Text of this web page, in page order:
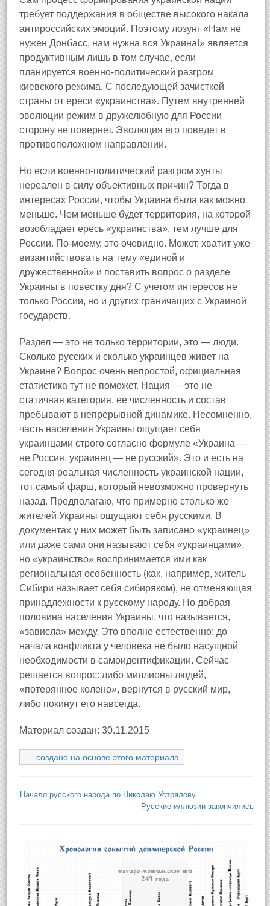
требует поддержания в обществе высокого накала
антироссийских эмоций. Поэтому лозунг «Нам не
нужен Донбасс, нам нужна вся Украина!» является
продуктивным лишь в том случае, если
планируется военно-политический разгром
киевского режима. С последующей зачисткой
страны от ереси «украинства». Путем внутренней
эволюции режим в дружелюбную для России
сторону не повернет. Эволюция его поведет в
противоположном направлении.
Но если военно-политический разгром хунты
нереален в силу объективных причин? Тогда в
интересах России, чтобы Украина была как можно
меньше. Чем меньше будет территория, на которой
возобладает ересь «украинства», тем лучше для
России. По-моему, это очевидно. Может, хватит уже
византийствовать на тему «единой и
дружественной» и поставить вопрос о разделе
Украины в повестку дня? С учетом интересов не
только России, но и других граничащих с Украиной
государств.
Раздел — это не только территории, это — люди.
Сколько русских и сколько украинцев живет на
Украине? Вопрос очень непростой, официальная
статистика тут не поможет. Нация — это не
статичная категория, ее численность и состав
пребывают в непрерывной динамике. Несомненно,
часть населения Украины ощущает себя
украинцами строго согласно формуле «Украина —
не Россия, украинец — не русский». Это и есть на
сегодня реальная численность украинской нации,
тот самый фарш, который невозможно провернуть
назад. Предполагаю, что примерно столько же
жителей Украины ощущают себя русскими. В
документах у них может быть записано «украинец»
или даже сами они называют себя «украинцами»,
но «украинство» воспринимается ими как
региональная особенность (как, например, житель
Сибири называет себя сибиряком), не отменяющая
принадлежности к русскому народу. Но добрая
половина населения Украины, что называется,
«зависла» между. Это вполне естественно: до
начала конфликта у человека не было насущной
необходимости в самоидентификации. Сейчас
решается вопрос: либо миллионы людей,
«потерянное колено», вернутся в русский мир,
либо покинут его навсегда.
Материал создан: 30.11.2015
создано на основе этого материала
Начало русского народа по Николаю Устрялову
Русские иллюзии закончились